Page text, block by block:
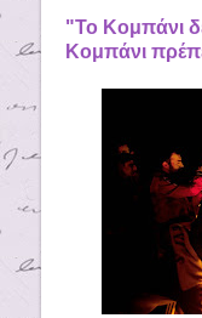
"Το Κομπάνι
Κομπάνι